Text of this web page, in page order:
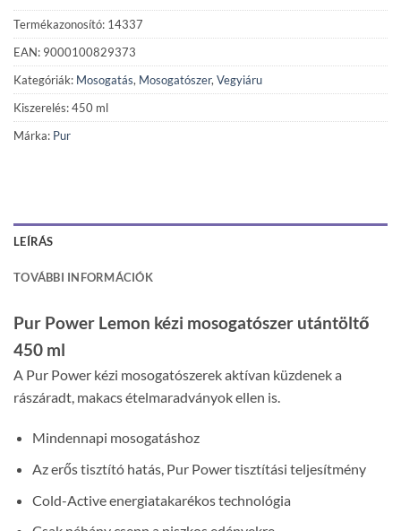
Termékazonosító: 14337
EAN: 9000100829373
Kategóriák: Mosogatás, Mosogatószer, Vegyiáru
Kiszerelés: 450 ml
Márka: Pur
LEÍRÁS
TOVÁBBI INFORMÁCIÓK
Pur Power Lemon kézi mosogatószer utántöltő
450 ml
A Pur Power kézi mosogatószerek aktívan küzdenek a
rászáradt, makacs ételmaradványok ellen is.
Mindennapi mosogatáshoz
Az erős tisztító hatás, Pur Power tisztítási teljesítmény
Cold-Active energiatakarékos technológia